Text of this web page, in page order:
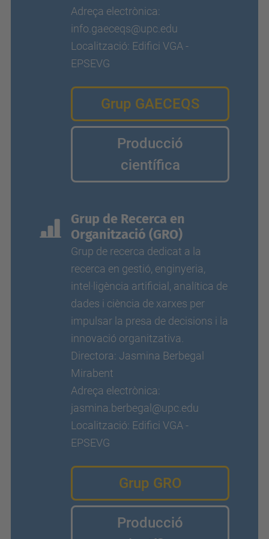
Adreça electrònica:
info.gaeceqs@upc.edu
Localització: Edifici VGA -
EPSEVG
Grup GAECEQS
Producció
científica
Grup de Recerca en
Organització (GRO)
Grup de recerca dedicat a la
recerca en gestió, enginyeria,
intel·ligència artificial, analítica de
dades i ciència de xarxes per
impulsar la presa de decisions i la
innovació organitzativa.
Directora: Jasmina Berbegal
Mirabent
Adreça electrònica:
jasmina.berbegal@upc.edu
Localització: Edifici VGA -
EPSEVG
Grup GRO
Producció